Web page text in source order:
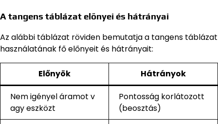
A tangens táblázat előnyei és hátrányai
Az alábbi táblázat röviden bemutatja a tangens táblázat
használatának fő előnyeit és hátrányait:
Előnyök Hátrányok
Nem igényel áramot v
agy eszközt
Pontosság korlátozott
(beosztás)